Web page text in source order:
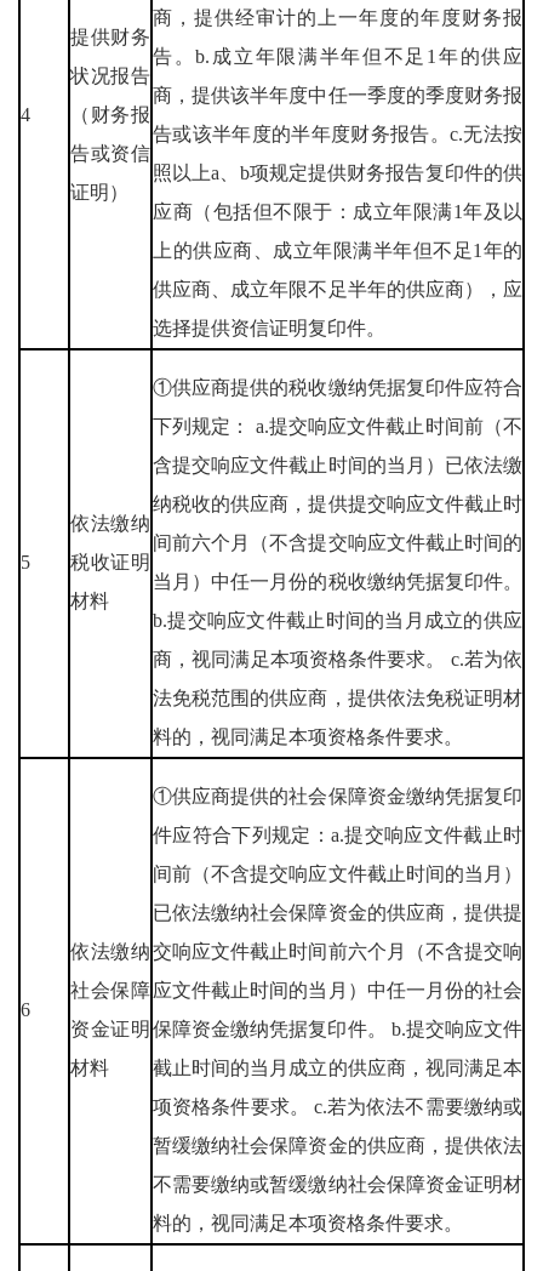
4
提供财务
状况报告
（财务报
告或资信
证明）
商，提供经审计的上一年度的年度财务报
告。b.成立年限满半年但不足1年的供应
商，提供该半年度中任一季度的季度财务报
告或该半年度的半年度财务报告。c.无法按
照以上a、b项规定提供财务报告复印件的供
应商（包括但不限于：成立年限满1年及以
上的供应商、成立年限满半年但不足1年的
供应商、成立年限不足半年的供应商），应
选择提供资信证明复印件。
5
依法缴纳
税收证明
材料
①供应商提供的税收缴纳凭据复印件应符合
下列规定： a.提交响应文件截止时间前（不
含提交响应文件截止时间的当月）已依法缴
纳税收的供应商，提供提交响应文件截止时
间前六个月（不含提交响应文件截止时间的
当月）中任一月份的税收缴纳凭据复印件。
b.提交响应文件截止时间的当月成立的供应
商，视同满足本项资格条件要求。 c.若为依
法免税范围的供应商，提供依法免税证明材
料的，视同满足本项资格条件要求。
6
依法缴纳
社会保障
资金证明
材料
①供应商提供的社会保障资金缴纳凭据复印
件应符合下列规定：a.提交响应文件截止时
间前（不含提交响应文件截止时间的当月）
已依法缴纳社会保障资金的供应商，提供提
交响应文件截止时间前六个月（不含提交响
应文件截止时间的当月）中任一月份的社会
保障资金缴纳凭据复印件。 b.提交响应文件
截止时间的当月成立的供应商，视同满足本
项资格条件要求。 c.若为依法不需要缴纳或
暂缓缴纳社会保障资金的供应商，提供依法
不需要缴纳或暂缓缴纳社会保障资金证明材
料的，视同满足本项资格条件要求。